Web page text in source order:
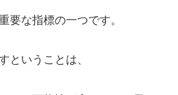
要な指標の一つです。
ということは、